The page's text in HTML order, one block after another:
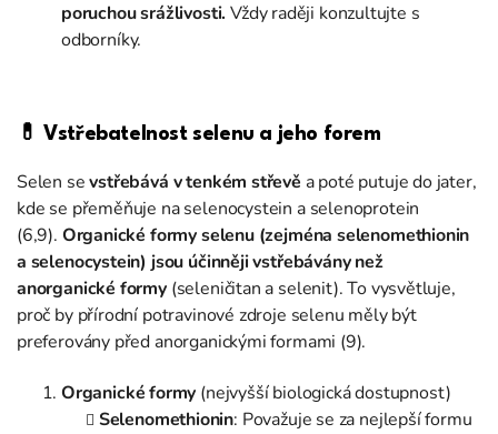
poruchou srážlivosti. Vždy raději konzultujte s
odborníky.
💊Vstřebatelnost selenu a jeho forem
Selen sevstřebává v tenkém střevě a poté putuje do jater,
kde se přeměňuje na selenocystein a selenoprotein
(6,9). Organické formy selenu (zejména selenomethionin
a selenocystein) jsou účinněji vstřebávány než
anorganické formy(seleničitan a selenit). To vysvětluje,
proč by přírodní potravinové zdroje selenu měly být
preferovány před anorganickými formami (9).
Organické formy (nejvyšší biologická dostupnost)
Selenomethionin: Považuje se za nejlepší formu